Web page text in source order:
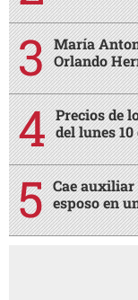
María
Orlando
Precios de
del lunes 10
Cae auxiliar
esposo en